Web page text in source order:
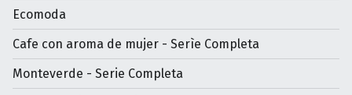
Ecomoda
Cafe con aroma de mujer - Serìe Completa
Monteverde - Serie Completa